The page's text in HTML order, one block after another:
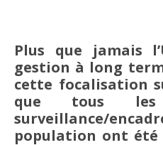
Plus que jamais
gestion à long
cette focalisation
que tous les
surveillance/
population ont été